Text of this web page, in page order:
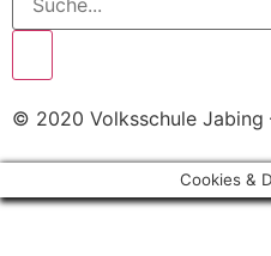
© 2020 Volksschule Jabing
Cookies &